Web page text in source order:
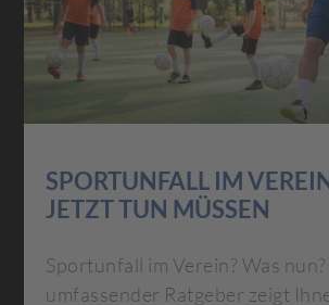
SPORTUNFALL IM
JETZT TUN MÜSSEN
Sportunfall im Verein? Was
umfassender Ratgeber zeigt